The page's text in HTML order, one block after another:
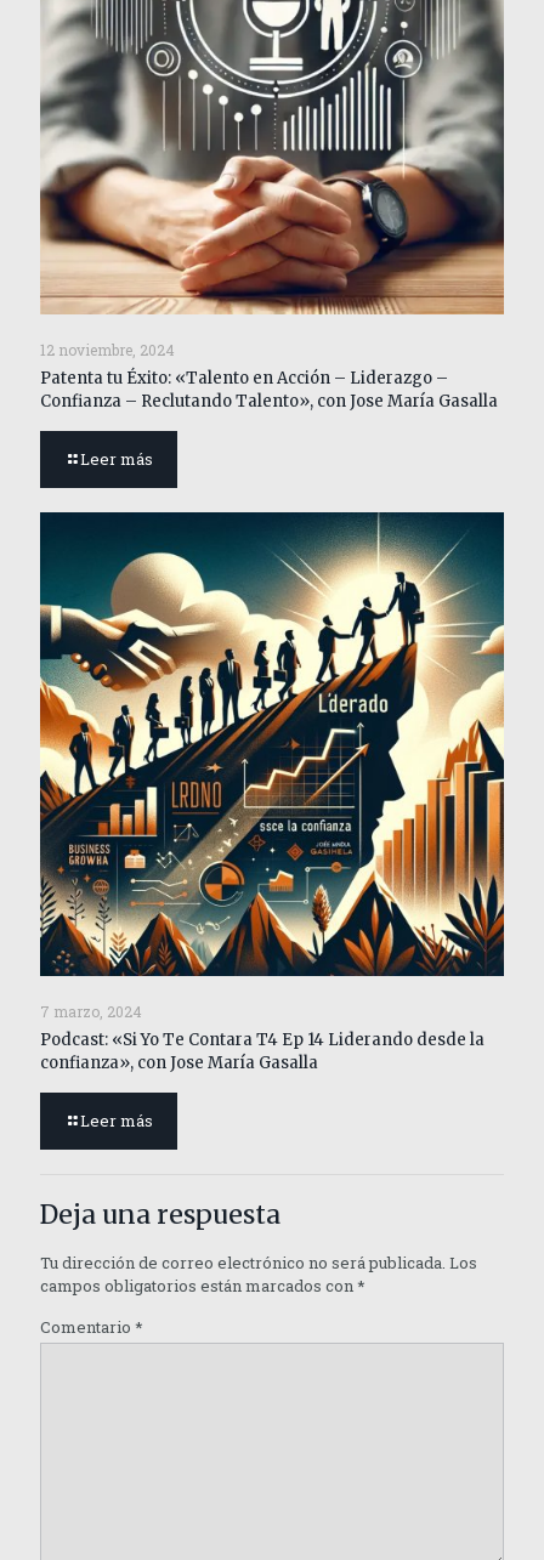
12 noviembre, 2024
Patenta tu Éxito: «Talento en Acción – Liderazgo –
Confianza – Reclutando Talento», con Jose María Gasalla
Leer más
7 marzo, 2024
Podcast: «Si Yo Te Contara T4 Ep 14 Liderando desde la
confianza», con Jose María Gasalla
Leer más
Deja una respuesta
Tu dirección de correo electrónico no será publicada. Los
campos obligatorios están marcados con*
Comentario *